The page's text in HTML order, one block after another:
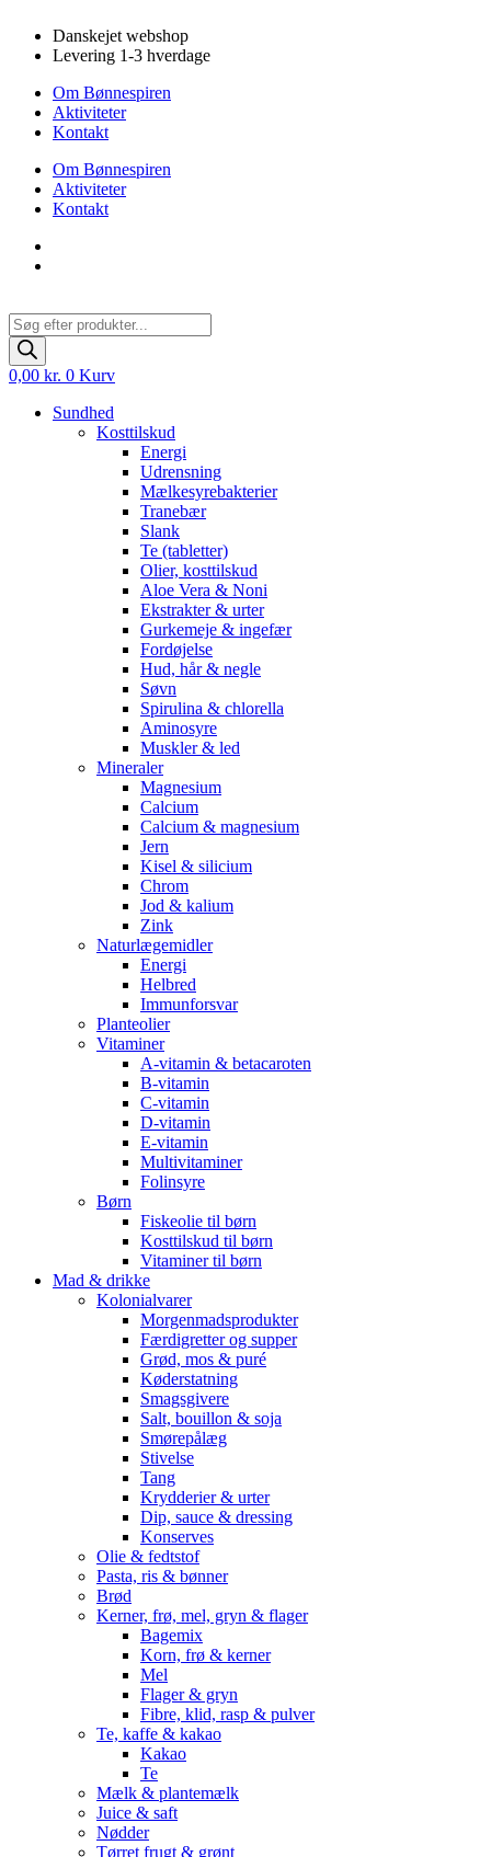
indhold
Danskejet webshop
Levering 1-3 hverdage
Om Bønnespiren
Aktiviteter
Kontakt
Om Bønnespiren
Aktiviteter
Kontakt
Products
search
0,00 kr. 0 Kurv
Sundhed
Kosttilskud
Energi
Udrensning
Mælkesyrebakterier
Tranebær
Slank
Te (tabletter)
Olier, kosttilskud
Aloe Vera & Noni
Ekstrakter & urter
Gurkemeje & ingefær
Fordøjelse
Hud, hår & negle
Søvn
Spirulina & chlorella
Aminosyre
Muskler & led
Mineraler
Magnesium
Calcium
Calcium & magnesium
Jern
Kisel & silicium
Chrom
Jod & kalium
Zink
Naturlægemidler
Energi
Helbred
Immunforsvar
Planteolier
Vitaminer
A-vitamin & betacaroten
B-vitamin
C-vitamin
D-vitamin
E-vitamin
Multivitaminer
Folinsyre
Børn
Fiskeolie til børn
Kosttilskud til børn
Vitaminer til børn
Mad & drikke
Kolonialvarer
Morgenmadsprodukter
Færdigretter og supper
Grød, mos & puré
Køderstatning
Smagsgivere
Salt, bouillon & soja
Smørepålæg
Stivelse
Tang
Krydderier & urter
Dip, sauce & dressing
Konserves
Olie & fedtstof
Pasta, ris & bønner
Brød
Kerner, frø, mel, gryn & flager
Bagemix
Korn, frø & kerner
Mel
Flager & gryn
Fibre, klid, rasp & pulver
Te, kaffe & kakao
Kakao
Te
Mælk & plantemælk
Juice & saft
Nødder
Tørret frugt & grønt